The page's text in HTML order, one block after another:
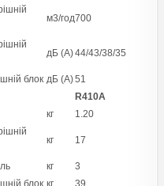
м3/год700
дБ (A)44/43/38/35
блок дБ (A)51
R410А
кг 1.20
кг 17
кг
3
блок кг 39